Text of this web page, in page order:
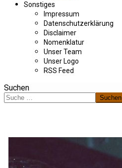
Sonstiges
Impressum
Datenschutzerklärung
Disclaimer
Nomenklatur
Unser Team
Unser Logo
RSS Feed
Suchen
Suchen